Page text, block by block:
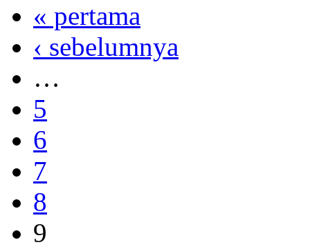
« pertama
‹ sebelumnya
…
5
6
7
8
9